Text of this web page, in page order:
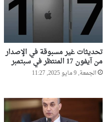
تحديثات غير مسبوقة في الإصدار
من آيفون 17 المنتظر في سبتمبر
الجمعة, 9 مايو 2025, 11:27